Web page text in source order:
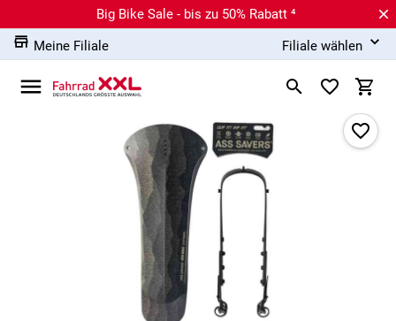
Big Bike Sale - bis zu 50% Rabatt ⁴
Meine Filiale
Filiale wählen